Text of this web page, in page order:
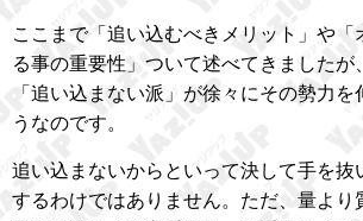
ここまで「追い込むべきメリット」や「
る事の重要性」ついて述べてきましたが
「追い込まない派」が徐々にその勢力を
うなのです。
追い込まないからといって決して手を抜
するわけではありません。ただ、量より